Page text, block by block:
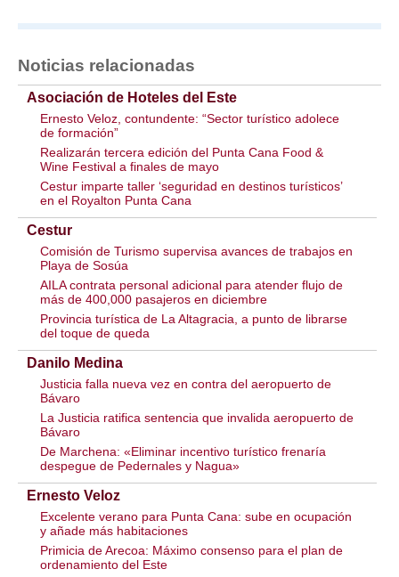
Noticias relacionadas
Asociación de Hoteles del Este
Ernesto Veloz, contundente: “Sector turístico adolece
de formación”
Realizarán tercera edición del Punta Cana Food &
Wine Festival a finales de mayo
Cestur imparte taller ‘seguridad en destinos turísticos’
en el Royalton Punta Cana
Cestur
Comisión de Turismo supervisa avances de trabajos en
Playa de Sosúa
AILA contrata personal adicional para atender flujo de
más de 400,000 pasajeros en diciembre
Provincia turística de La Altagracia, a punto de librarse
del toque de queda
Danilo Medina
Justicia falla nueva vez en contra del aeropuerto de
Bávaro
La Justicia ratifica sentencia que invalida aeropuerto de
Bávaro
De Marchena: «Eliminar incentivo turístico frenaría
despegue de Pedernales y Nagua»
Ernesto Veloz
Excelente verano para Punta Cana: sube en ocupación
y añade más habitaciones
Primicia de Arecoa: Máximo consenso para el plan de
ordenamiento del Este